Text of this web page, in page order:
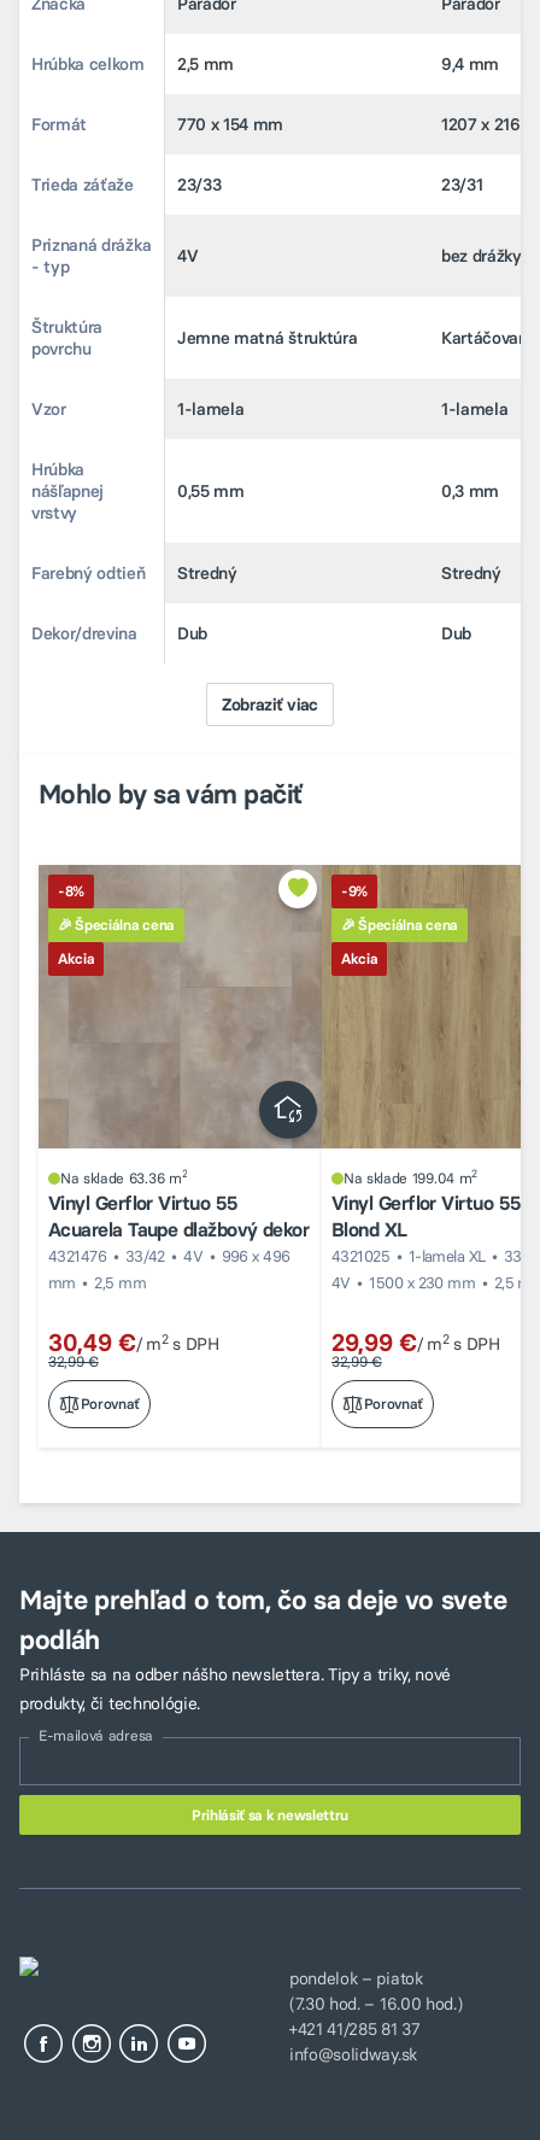
Hrúbka celkom 2,5 mm 9,4 mm
Formát 770 x 154 mm 1207 x 216
Trieda záťaže 23/33 23/31
Priznaná drážka
- typ
4V bez drážky
Štruktúra
povrchu
Jemne matná štruktúra
Vzor 1-lamela 1-lamela
Hrúbka
nášľapnej
vrstvy
0,55 mm 0,3 mm
Farebný odtieň Stredný Stredný
Dekor/drevina Dub Dub
Hrúbka celkom 2,5 mm 9,4 mm
Formát 770 x 154 mm 1207 x 216
Trieda záťaže 23/33 23/31
Priznaná drážka
- typ
4V bez drážky
Štruktúra
povrchu
Jemne matná štruktúra
Vzor 1-lamela 1-lamela
Hrúbka
nášľapnej
vrstvy
0,55 mm 0,3 mm
Farebný odtieň Stredný Stredný
Dekor/drevina Dub Dub
Zobraziť viac
Mohlo by sa vám pačiť
-8%
🎉 Špeciálna cena
Akcia
Porovnať
Na sklade 63.36 m2
Vinyl Gerflor Virtuo 55
Acuarela Taupe dlažbový dekor
4321476 33/42 4V
996 x 496
mm
2,5 mm
30,49 €
32,99 €
/ m2s DPH
-9%
🎉 Špeciálna cena
Akcia
Porovnať
Na sklade 199.04 m2
Vinyl Gerflor Virtuo 55
Blond XL
4321025 1-lamela XL
33/
4V
1500 x 230 mm 2,5
29,99 €
32,99 €
/ m2s DPH
Majte prehľad o tom, čo sa deje vo svete
podláh
Prihláste sa na odber nášho newslettera. Tipy a triky, nové
produkty, či technológie.
E-mailová adresa
pondelok – piatok
(7.30 hod. – 16.00 hod.)
+421 41/285 81 37
info@solidway.sk